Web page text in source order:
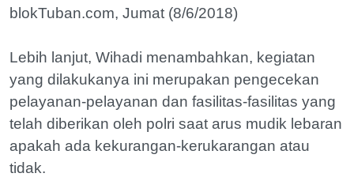
blokTuban.com, Jumat (8/6/2018)
Lebih lanjut, Wihadi menambahkan, kegiatan
yang dilakukanya ini merupakan pengecekan
pelayanan-pelayanan dan fasilitas-fasilitas yang
telah diberikan oleh polri saat arus mudik lebaran
apakah ada kekurangan-kerukarangan atau
tidak.